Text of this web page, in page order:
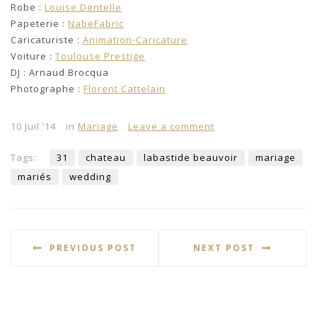
Robe : Louise Dentelle
Papeterie : NabeFabric
Caricaturiste : Animation-Caricature
Voiture : Toulouse Prestige
DJ : Arnaud Brocqua
Photographe : Florent Cattelain
10 Juil ’14 in Mariage Leave a comment
Tags: 31 chateau labastide beauvoir
mariage
mariés
wedding
PREVIOUS POST NEXT POST